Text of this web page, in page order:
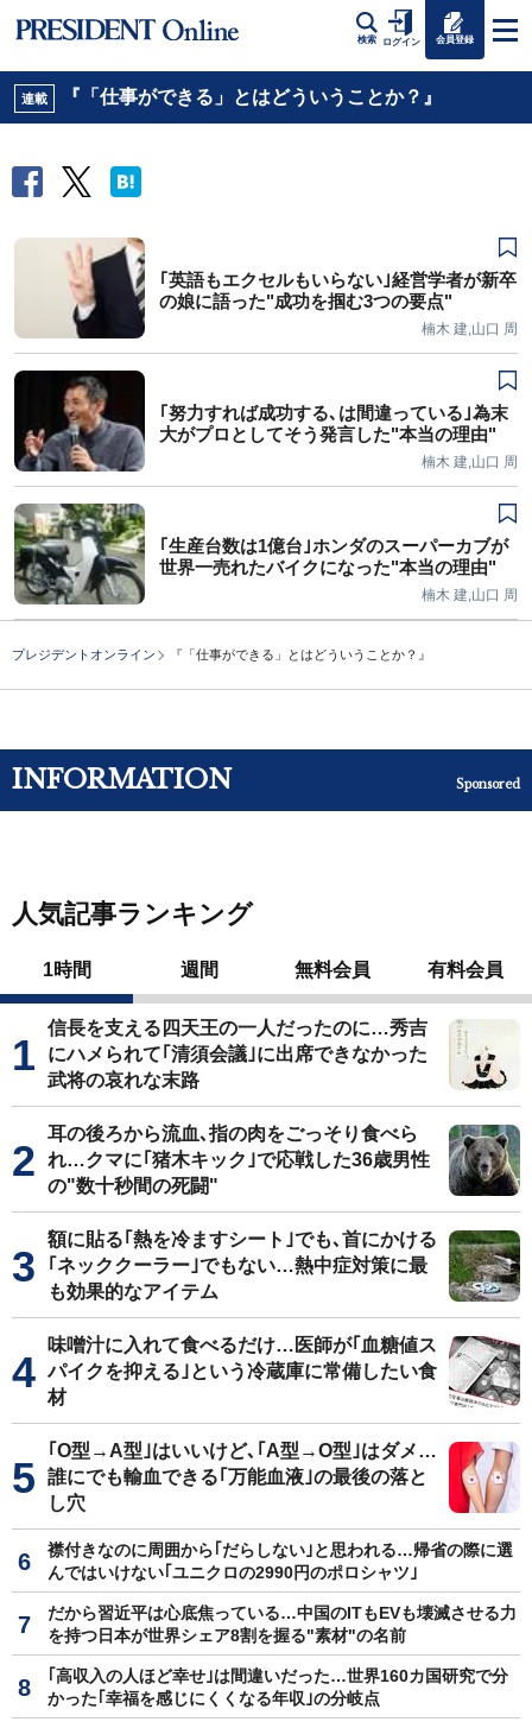
検索 ログイン 会員登録
連載 『「仕事ができる」とはどういうことか？』
｢英語もエクセルもいらない｣経営学者が新卒
の娘に語った"成功を掴む3つの要点"
楠木 建,山口 周
｢努力すれば成功する､は間違っている｣為末
大がプロとしてそう発言した"本当の理由"
楠木 建,山口 周
｢生産台数は1億台｣ホンダのスーパーカブが
世界一売れたバイクになった"本当の理由"
楠木 建,山口 周
プレジデントオンライン 『「仕事ができる」とはどういうことか？』
INFORMATION Sponsored
人気記事ランキング
1時間 週間 無料会員 有料会員
信長を支える四天王の一人だったのに…秀吉
にハメられて｢清須会議｣に出席できなかった
武将の哀れな末路
耳の後ろから流血､指の肉をごっそり食べら
れ…クマに｢猪木キック｣で応戦した36歳男性
の"数十秒間の死闘"
額に貼る｢熱を冷ますシート｣でも､首にかける
｢ネッククーラー｣でもない…熱中症対策に最
も効果的なアイテム
味噌汁に入れて食べるだけ…医師が｢血糖値ス
パイクを抑える｣という冷蔵庫に常備したい食
材
｢O型→A型｣はいいけど､｢A型→O型｣はダメ…
誰にでも輸血できる｢万能血液｣の最後の落と
し穴
襟付きなのに周囲から｢だらしない｣と思われる…帰省の際に選
んではいけない｢ユニクロの2990円のポロシャツ｣
だから習近平は心底焦っている…中国のITもEVも壊滅させる力
を持つ日本が世界シェア8割を握る"素材"の名前
｢高収入の人ほど幸せ｣は間違いだった…世界160カ国研究で分
かった｢幸福を感じにくくなる年収｣の分岐点